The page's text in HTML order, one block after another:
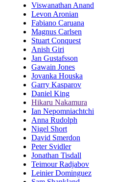
Viswanathan Anand
Levon Aronian
Fabiano Caruana
Magnus Carlsen
Stuart Conquest
Anish Giri
Jan Gustafsson
Gawain Jones
Jovanka Houska
Garry Kasparov
Daniel King
Hikaru Nakamura
Ian Nepomniachtchi
Anna Rudolph
Nigel Short
David Smerdon
Peter Svidler
Jonathan Tisdall
Teimour Radjabov
Leinier Dominguez